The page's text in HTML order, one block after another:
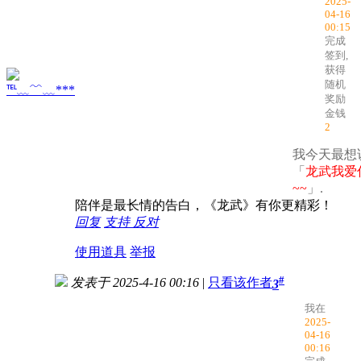
℡﹏﹌﹏***
04-16
00:15
完成
签到,
获得
随机
奖励
金钱
2
我今天最想
「 龙武我爱
~~ 」.
陪伴是最长情的告白，《龙武》有你更精彩！
回复 支持 反对
使用道具 举报
发表于 2025-4-16 00:16 | 只看该作者3#
我在
2025-
04-16
00:16